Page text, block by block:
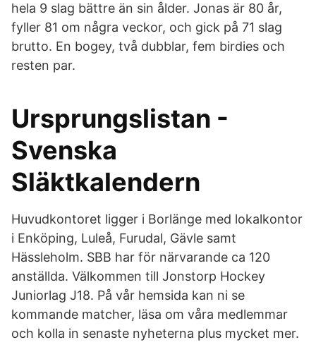
hela 9 slag bättre än sin ålder. Jonas är 80 år,
fyller 81 om några veckor, och gick på 71 slag
brutto. En bogey, två dubblar, fem birdies och
resten par.
Ursprungslistan -
Svenska
Släktkalendern
Huvudkontoret ligger i Borlänge med lokalkontor
i Enköping, Luleå, Furudal, Gävle samt
Hässleholm. SBB har för närvarande ca 120
anställda. Välkommen till Jonstorp Hockey
Juniorlag J18. På vår hemsida kan ni se
kommande matcher, läsa om våra medlemmar
och kolla in senaste nyheterna plus mycket mer.